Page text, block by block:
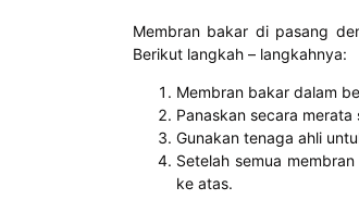
Membran bakar di pasang
Berikut langkah – langkahnya:
Membran bakar dalam
Panaskan secara
Gunakan tenaga ahli
Setelah semua
ke atas.